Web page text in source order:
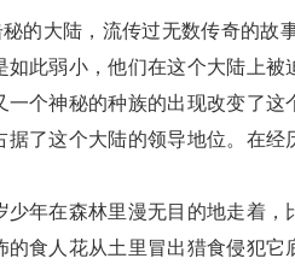
的大陆，流传过无数传奇的故
如此弱小，他们在这个大陆上
一个神秘的种族的出现改变了
据了这个大陆的领导地位。在
在森林里漫无目的地走着，
的食人花从土里冒出猎食侵犯